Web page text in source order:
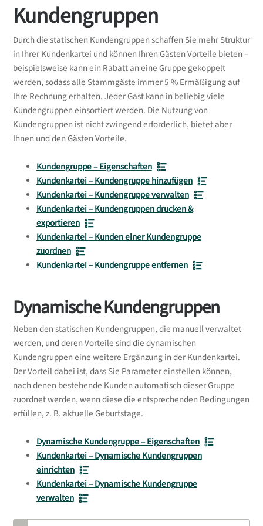
Kundengruppen
Durch die statischen Kundengruppen schaffen Sie mehr Struktur
in Ihrer Kundenkartei und können Ihren Gästen Vorteile bieten –
beispielsweise kann ein Rabatt an eine Gruppe gekoppelt
werden, sodass alle Stammgäste immer 5 % Ermäßigung auf
Ihre Rechnung erhalten. Jeder Gast kann in beliebig viele
Kundengruppen einsortiert werden. Die Nutzung von
Kundengruppen ist nicht zwingend erforderlich, bietet aber
Ihnen und den Gästen Vorteile.
Kundengruppe – Eigenschaften
Kundenkartei – Kundengruppe hinzufügen
Kundenkartei – Kundengruppe verwalten
Kundenkartei – Kundengruppen drucken &
exportieren
Kundenkartei – Kunden einer Kundengruppe
zuordnen
Kundenkartei – Kundengruppe entfernen
Dynamische Kundengruppen
Neben den statischen Kundengruppen, die manuell verwaltet
werden, und deren Vorteile sind die dynamischen
Kundengruppen eine weitere Ergänzung in der Kundenkartei.
Der Vorteil dabei ist, dass Sie Parameter einstellen können,
nach denen bestehende Kunden automatisch dieser Gruppe
zuordnet werden, wenn diese die entsprechenden Bedingungen
erfüllen, z. B. aktuelle Geburtstage.
Dynamische Kundengruppe – Eigenschaften
Kundenkartei – Dynamische Kundengruppen
einrichten
Kundenkartei – Dynamische Kundengruppe
verwalten